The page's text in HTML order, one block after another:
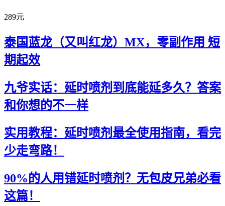
289元
泰国蓝龙（又叫红龙）MX，零副作用 短
期起效
九爷实话：延时喷剂到底能延多久？答案
和你想的不一样
实用教程：延时喷剂最全使用指南，看完
少走弯路！
90%的人用错延时喷剂？无包皮兄弟必看
这篇！